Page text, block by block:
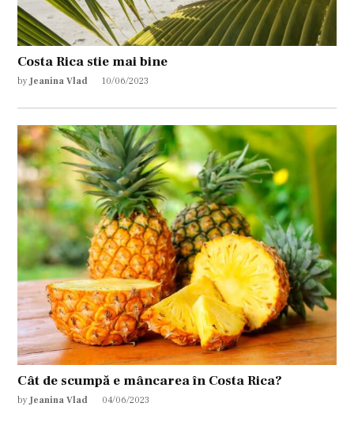
Costa Rica stie mai bine
by Jeanina Vlad 10/06/2023
Cât de scumpă e mâncarea în Costa Rica?
by Jeanina Vlad 04/06/2023